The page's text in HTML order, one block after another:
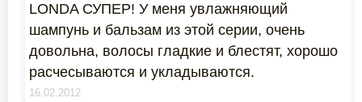
LONDA СУПЕР! У меня увлажняющий
шампунь и бальзам из этой серии, очень
довольна, волосы гладкие и блестят, хорошо
расчесываются и укладываются.
16.02.2012